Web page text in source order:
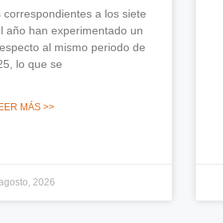
a los siete
año han experimentado un
al mismo periodo de
lo que se
MÁS >>
2026